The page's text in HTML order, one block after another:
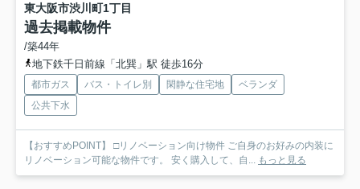
東大阪市渋川町1丁目
過去掲載物件
/築44年
地下鉄千日前線「北巽」駅 徒歩16分
都市ガス バス・トイレ別 閑静な住宅地
ベランダ
公共下水
【おすすめPOINT】 □リノベーション向け物件 ご自身のお好みの内装に
リノベーション可能な物件です。 安く購入して、自...
もっと見る